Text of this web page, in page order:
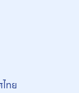
ทย